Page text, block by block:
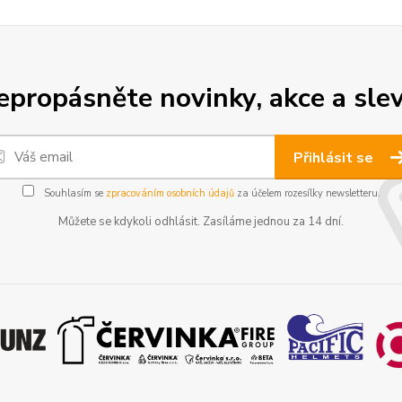
novinky, akce a
Přihlásit se
Souhlasím se zpracováním osobních údajůza účelem rozesílky newsletteru.
Můžete se kdykoli odhlásit. Zasíláme jednou za 14 dní.